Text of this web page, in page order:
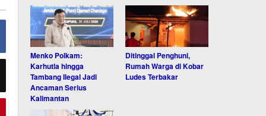
Menko Polkam:
Karhutla hingga
Tambang Ilegal Jadi
Ancaman Serius
Kalimantan
Ditinggal Penghuni,
Rumah Warga di Kobar
Ludes Terbakar